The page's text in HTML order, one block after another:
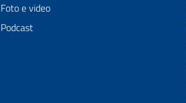
Foto e video
Podcast